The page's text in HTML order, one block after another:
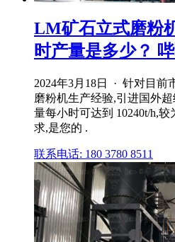
LM矿石立式磨粉
时产量是多少？
2024年3月18日 · 针对目前
磨粉机生产经验,引进国外
量每小时可达到 10240t/h,
求,是您的 .
联系电话: 180 3780 8511